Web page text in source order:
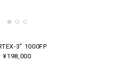
3” 1000FP
¥198,000